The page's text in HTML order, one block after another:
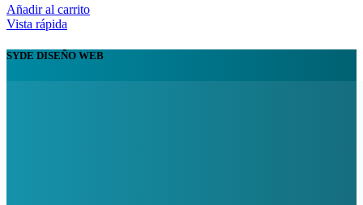
Añadir al carrito
Vista rápida
SYDE DISEÑO WEB